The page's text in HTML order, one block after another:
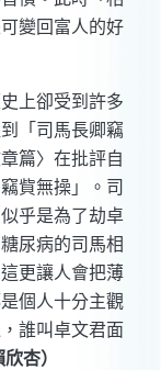
變回富人的好
上卻受到許多
「司馬長卿竊
篇〉在批評自
貲無操」。司
乎是為了劫卓
尿病的司馬相
更讓人會把薄
個人十分主觀
誰叫卓文君面
欣杏）